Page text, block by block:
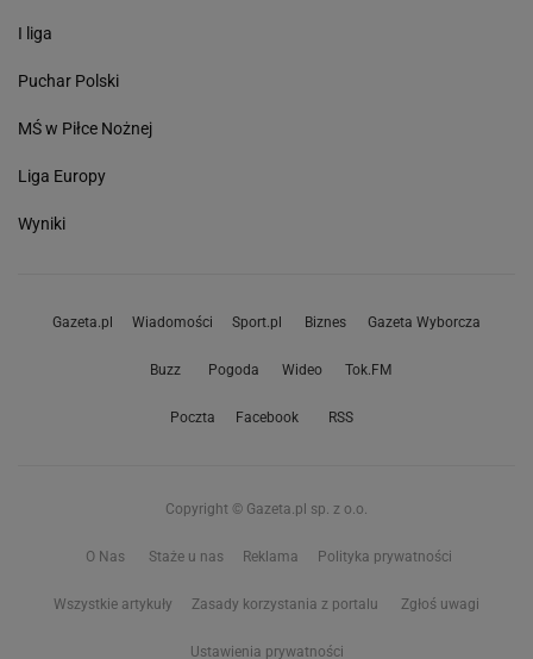
I liga
Puchar Polski
MŚ w Piłce Nożnej
Liga Europy
Wyniki
Gazeta.pl Wiadomości Sport.pl Biznes Gazeta Wyborcza
Buzz Pogoda Wideo Tok.FM
Poczta Facebook RSS
Copyright © Gazeta.pl sp. z o.o.
O Nas Staże u nas Reklama Polityka prywatności
Wszystkie artykuły Zasady korzystania z portalu Zgłoś uwagi
Ustawienia prywatności